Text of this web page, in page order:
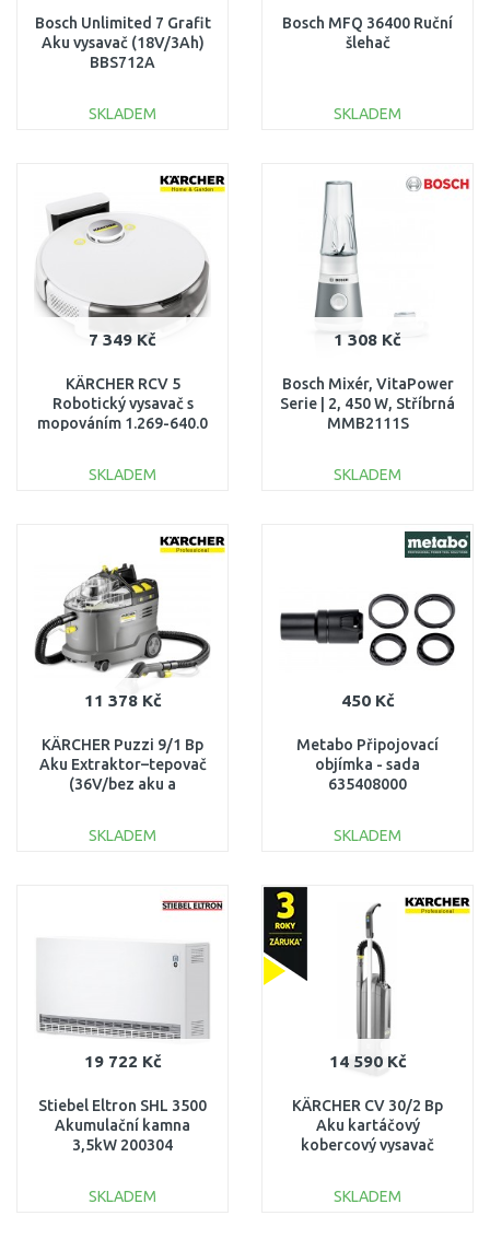
Bosch Unlimited 7 Grafit
Aku vysavač (18V/3Ah)
BBS712A
SKLADEM
Porovnat
Bosch MFQ 36400 Ruční
šlehač
SKLADEM
Porovnat
7 349 Kč
KÄRCHER RCV 5
Robotický vysavač s
mopováním 1.269-640.0
SKLADEM
Porovnat
1 308 Kč
Bosch Mixér, VitaPower
Serie | 2, 450 W, Stříbrná
MMB2111S
SKLADEM
11 378 Kč
KÄRCHER Puzzi 9/1 Bp
Aku Extraktor–tepovač
(36V/bez aku a
SKLADEM
450 Kč
Metabo Připojovací
objímka - sada
635408000
SKLADEM
Porovnat
19 722 Kč
Stiebel Eltron SHL 3500
Akumulační kamna
3,5kW 200304
SKLADEM
14 590 Kč
KÄRCHER CV 30/2 Bp
Aku kartáčový
kobercový vysavač
SKLADEM